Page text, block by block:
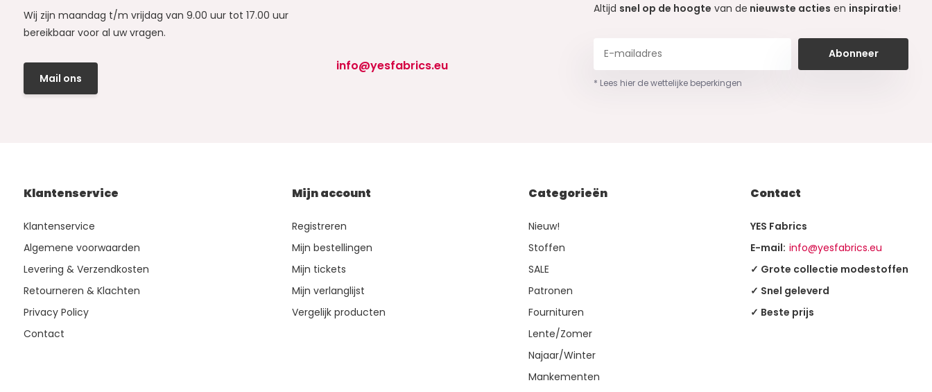
Wij zijn maandag t/m vrijdag van 9.00 uur tot 17.00 uur
bereikbaar voor al uw vragen.
Mail ons
info@yesfabrics.eu
Altijd snel op de hoogte van de nieuwste acties en inspiratie!
Abonneer
* Lees hier de wettelijke beperkingen
Klantenservice
Klantenservice
Algemene voorwaarden
Levering & Verzendkosten
Retourneren & Klachten
Privacy Policy
Contact
Mijn account
Registreren
Mijn bestellingen
Mijn tickets
Mijn verlanglijst
Vergelijk producten
Categorieën
Nieuw!
Stoffen
SALE
Patronen
Fournituren
Lente/Zomer
Najaar/Winter
Mankementen
Contact
YES Fabrics
E-mail: info@yesfabrics.eu
✓ Grote collectie modestoffen
✓ Snel geleverd
✓ Beste prijs